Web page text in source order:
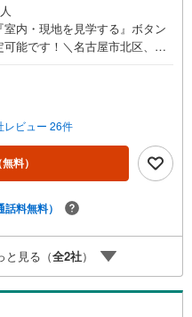
内・現地を見学する』ボタン
能です！＼名古屋市北区、守
頼を数多くいただいている不
で分かる立地環境はもちろ
お客様に現地の生の声をもと
＼平日のお住まい探しの方へ/
約など平日にお住まい探しをさ
用意しています。＼お仕事で忙
業時間外でのご内覧もご対応
有されているので、名古屋市
もご内覧が可能です！ 【大曽
JR中央線「大曽根」駅徒歩1分
ースあり○定休日ございません
レビュー 26件
無料）
話料無料）
と見る（全2社）